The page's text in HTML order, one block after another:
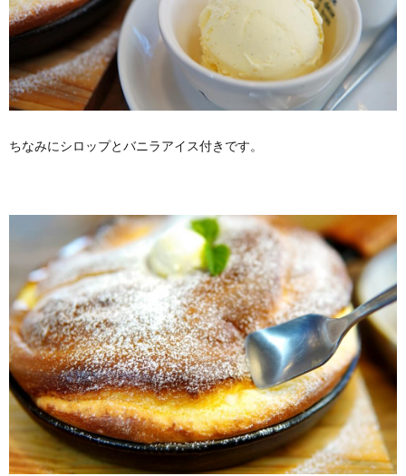
ちなみにシロップとバニラアイス付きです。